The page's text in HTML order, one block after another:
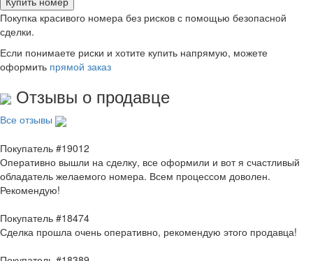
Покупка красивого номера без рисков с помощью безопасной
сделки.
Если понимаете риски и хотите купить напрямую, можете
оформить прямой заказ
Отзывы о продавце
Все отзывы
Покупатель #19012
Оперативно вышли на сделку, все оформили и вот я счастливый
обладатель желаемого номера. Всем процессом доволен.
Рекомендую!
Покупатель #18474
Сделка прошла очень оперативно, рекомендую этого продавца!